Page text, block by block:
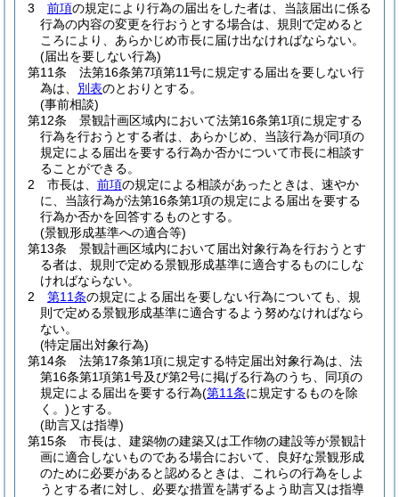
3
前項の規定により行為の届出をした者は、当該届出に係る
行為の内容の変更を行おうとする場合は、規則で定めると
ころにより、あらかじめ市長に届け出なければならない。
(届出を要しない行為)
第11条
法第16条第7項第11号に規定する届出を要しない行
為は、 別表のとおりとする。
(事前相談)
第12条
景観計画区域内において法第16条第1項に規定する
行為を行おうとする者は、あらかじめ、当該行為が同項の
規定による届出を要する行為か否かについて市長に相談す
ることができる。
2
市長は、 前項の規定による相談があったときは、速やか
に、当該行為が法第16条第1項の規定による届出を要する
行為か否かを回答するものとする。
(景観形成基準への適合等)
第13条
景観計画区域内において届出対象行為を行おうとす
る者は、規則で定める景観形成基準に適合するものにしな
ければならない。
2
第11条の規定による届出を要しない行為についても、規
則で定める景観形成基準に適合するよう努めなければなら
ない。
(特定届出対象行為)
第14条
法第17条第1項に規定する特定届出対象行為は、法
第16条第1項第1号及び第2号に掲げる行為のうち、同項の
規定による届出を要する行為(第11条に規定するものを除
く。)とする。
(助言又は指導)
第15条
市長は、建築物の建築又は工作物の建設等が景観計
画に適合しないものである場合において、良好な景観形成
のために必要があると認めるときは、これらの行為をしよ
うとする者に対し、必要な措置を講ずるよう助言又は指導